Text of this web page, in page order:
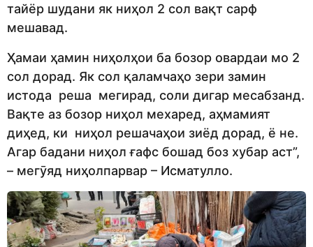
тайёр шудани як ниҳол 2 сол вақт сарф
мешавад.
Ҳамаи ҳамин ниҳолҳои ба бозор овардаи мо 2
сол дорад. Як сол қаламчаҳо зери замин
истода реша мегирад, соли дигар месабзанд.
Вақте аз бозор ниҳол мехаред, аҳмамият
диҳед, ки ниҳол решачаҳои зиёд дорад, ё не.
Агар бадани ниҳол ғафс бошад боз хубар аст”,
– мегӯяд ниҳолпарвар – Исматулло.